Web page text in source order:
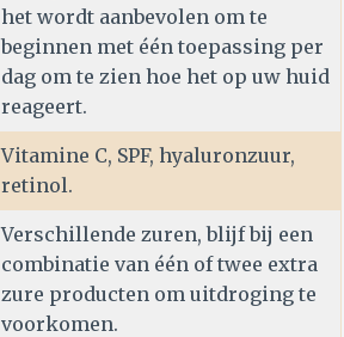
het wordt aanbevolen om te
beginnen met één toepassing per
dag om te zien hoe het op uw huid
reageert.
Vitamine C, SPF, hyaluronzuur,
retinol.
Verschillende zuren, blijf bij een
combinatie van één of twee extra
zure producten om uitdroging te
voorkomen.